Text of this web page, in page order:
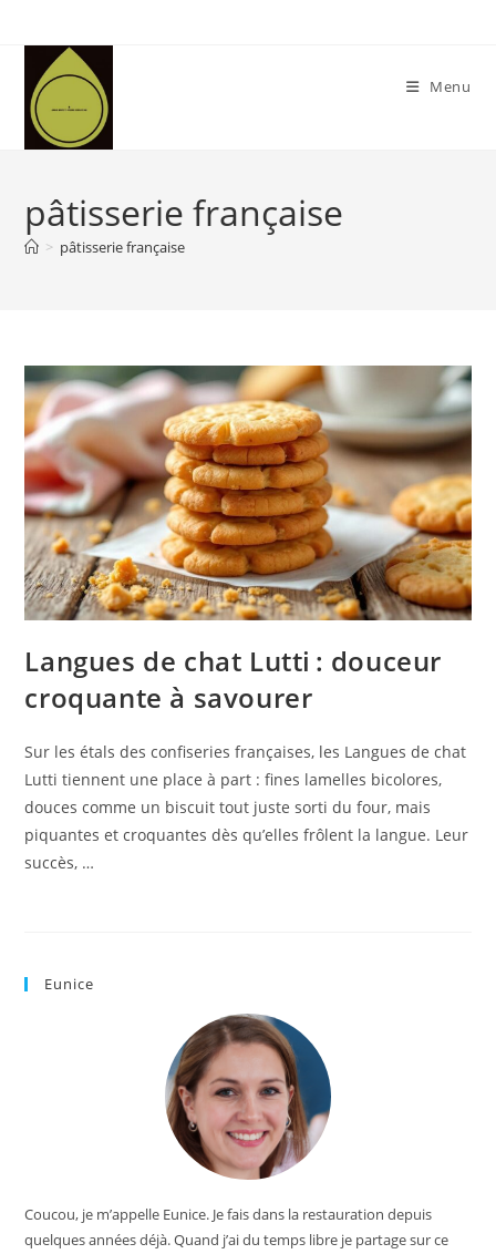
content
Menu
pâtisserie française
> pâtisserie française
Langues de chat Lutti : douceur
croquante à savourer
Sur les étals des confiseries françaises, les Langues de chat
Lutti tiennent une place à part : fines lamelles bicolores,
douces comme un biscuit tout juste sorti du four, mais
piquantes et croquantes dès qu’elles frôlent la langue. Leur
succès, …
Eunice
Coucou, je m’appelle Eunice. Je fais dans la restauration depuis
quelques années déjà. Quand j’ai du temps libre je partage sur ce